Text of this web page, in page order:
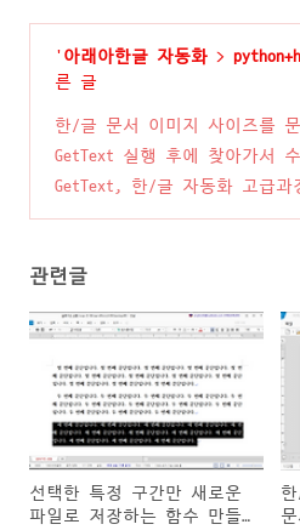
' 아래아한글 자동화 >
른 글
한/글 문서 이미지 사이즈를 문
맞춰 일괄조정 및 캡션 유지하
GetText 실행 후에 찾아가서
법
(2)
GetText, 한/글 자동화 고급과
관련글
선택한 특정 구간만 새로운
파일로 저장하는 함수 만들